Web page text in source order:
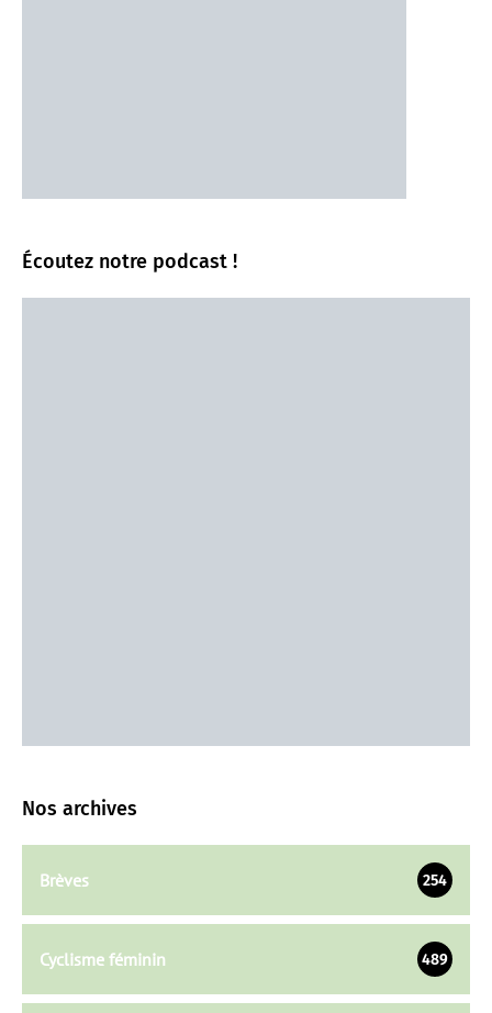
Écoutez notre podcast !
Nos archives
Brèves 254
Cyclisme féminin 489